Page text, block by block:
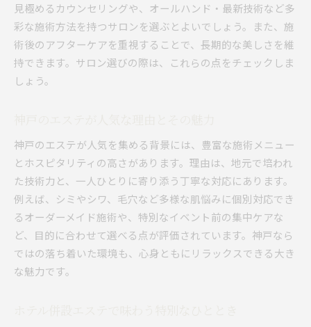
リラクゼーション重視のエステメニュー紹介
エステ体験で得られるリフレッシュ効果
ホテル内エステで味わう癒しの時間
口コミや評判を活かしたエステサロンの探し方
施術方法やメニューの違いを徹底比較
オーダーメイドエステで叶う理想のケア
コストパフォーマンスを重視する選び方
当日予約やネット予約可能なエステの魅力
垂水や西区の人気メニューを紹介
見極めるカウンセリングや、オールハンド・最新技術など多
彩な施術方法を持つサロンを選ぶとよいでしょう。また、施
術後のアフターケアを重視することで、長期的な美しさを維
持できます。サロン選びの際は、これらの点をチェックしま
しょう。
神戸のエステが人気を集める背景には、豊富な施術メニュー
とホスピタリティの高さがあります。理由は、地元で培われ
た技術力と、一人ひとりに寄り添う丁寧な対応にあります。
例えば、シミやシワ、毛穴など多様な肌悩みに個別対応でき
るオーダーメイド施術や、特別なイベント前の集中ケアな
ど、目的に合わせて選べる点が評価されています。神戸なら
ではの落ち着いた環境も、心身ともにリラックスできる大き
な魅力です。